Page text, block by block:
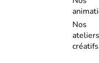
Nos
ateliers
créatifs